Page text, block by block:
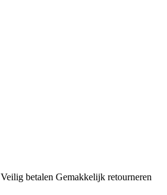
Veilig betalen Gemakkelijk retourneren